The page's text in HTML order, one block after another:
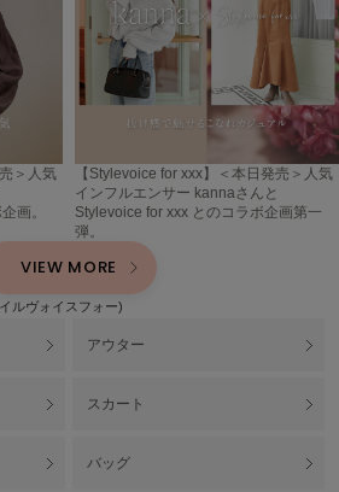
＞人気
画。
【Stylevoice for xxx】＜本日発売＞人気
インフルエンサー kannaさんと
Stylevoice for xxx とのコラボ企画第一
弾。
VIEW MORE
ルヴォイスフォー)
アウター
スカート
バッグ